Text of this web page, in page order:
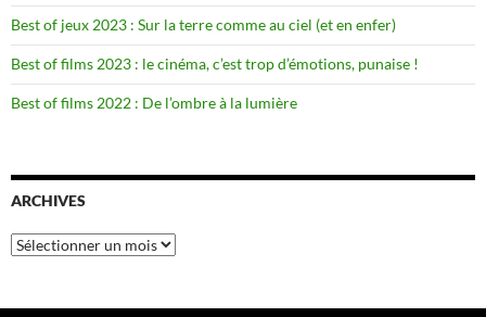
Best of jeux 2023 : Sur la terre comme au ciel (et en enfer)
Best of films 2023 : le cinéma, c’est trop d’émotions, punaise !
Best of films 2022 : De l’ombre à la lumière
ARCHIVES
Archives